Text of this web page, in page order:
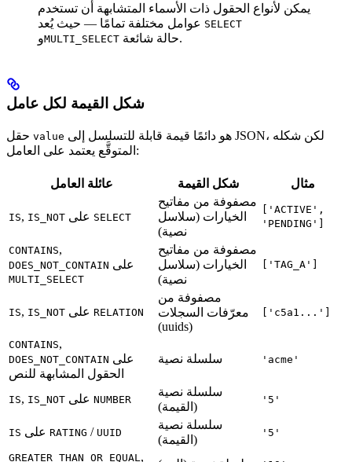
يمكن لأنواع الحقول ذات الأسماء المتشابهة أن تستخدم
SELECT
وMULTI_SELECT حالة شائعة.
شكل القيمة لكل عامل
value
المتوقَّع يعتمد على العامل:
عائلة العامل شكل القيمة مثال
IS, IS_NOT SELECT
مصفوفة من مفاتيح
الخيارات (سلاسل
نصية)
['ACTIVE',
'PENDING']
CONTAINS,
DOES_NOT_CONTAIN على
MULTI_SELECT
مصفوفة من مفاتيح
الخيارات (سلاسل
نصية)
['TAG_A']
IS, IS_NOT RELATION
مصفوفة من
معرّفات السجلات
(uuids)
['c5a1...']
CONTAINS,
DOES_NOT_CONTAIN
الحقول المشابهة للنص
سلسلة نصية 'acme'
IS, IS_NOT NUMBER
سلسلة نصية
(القيمة)
'5'
IS RATING / UUID
سلسلة نصية
(القيمة)
'5'
GREATER_THAN_OR_EQUAL,